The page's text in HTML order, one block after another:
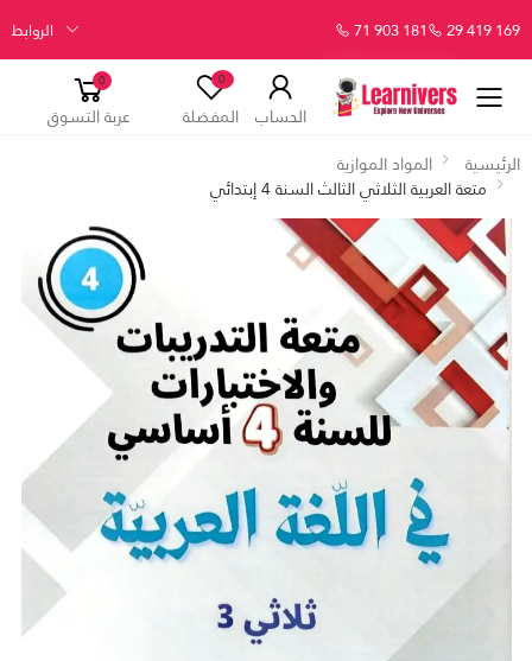
29 419 169
71 903 181 الروابط
الحساب
0
المفضلة
0
عربة التسوق
الرئيسية
المواد الموازية
متعة العربية الثلاثي الثالث السنة 4 إبتدائي